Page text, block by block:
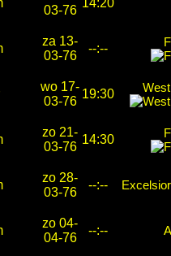
03-76
14:20
za 13-
03-76
--:--
wo 17-
03-76
19:30
zo 21-
03-76
14:30
zo 28-
03-76
--:--
zo 04-
04-76
--:--